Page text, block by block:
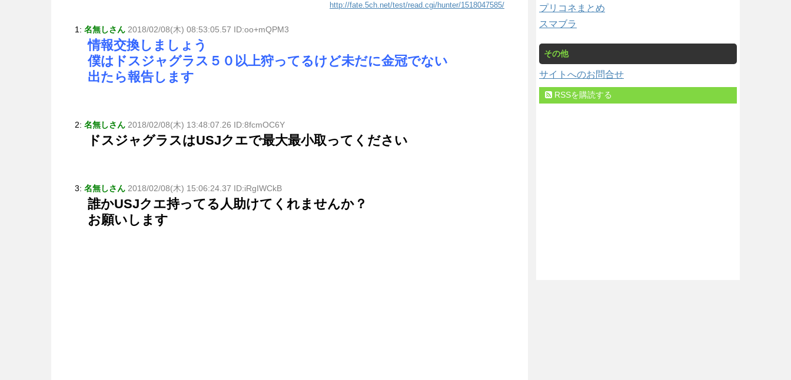
http://fate.5ch.net/test/read.cgi/hunter/1518047585/
1: 名無しさん 2018/02/08(木) 08:53:05.57 ID:oo+mQPM3
情報交換しましょう
僕はドスジャグラス５０以上狩ってるけど未だに金冠でない
出たら報告します
2: 名無しさん 2018/02/08(木) 13:48:07.26 ID:8fcmOC6Y
ドスジャグラスはUSJクエで最大最小取ってください
3: 名無しさん 2018/02/08(木) 15:06:24.37 ID:iRgIWCkB
誰かUSJクエ持ってる人助けてくれませんか？
お願いします
プリコネまとめ
スマブラ
その他
サイトへのお問合せ
RSSを購読する